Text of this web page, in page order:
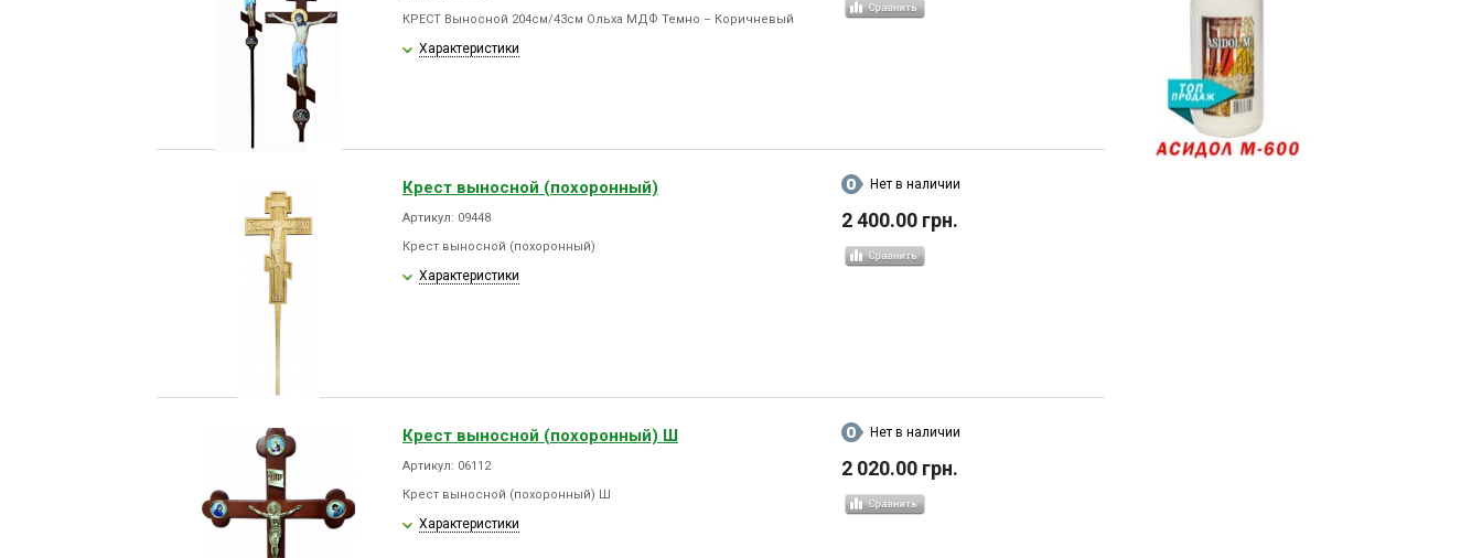
КРЕСТ Выносной 204см/43см Ольха МДФ Темно – Коричневый
Характеристики
Крест выносной (похоронный)
Артикул: 09448
Крест выносной (похоронный)
Характеристики
Нет в наличии
2 400.00 грн.
Крест выносной (похоронный) Ш
Артикул: 06112
Крест выносной (похоронный) Ш
Характеристики
Нет в наличии
2 020.00 грн.